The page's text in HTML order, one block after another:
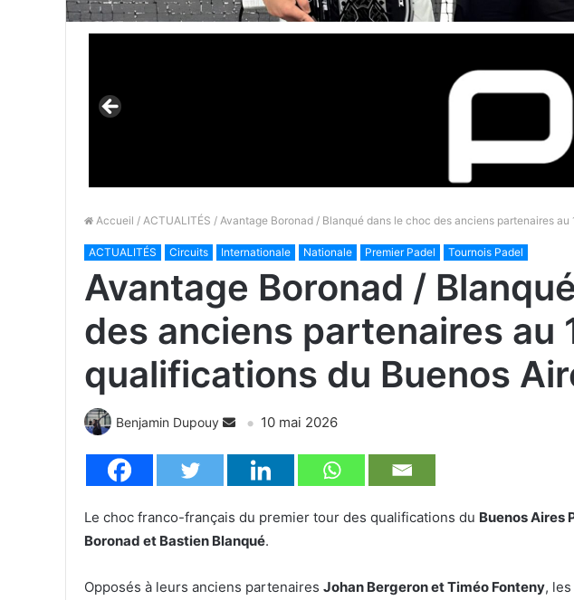
Accueil / ACTUALITÉS / Avantage Boronad / Blanqué dans le choc des anciens partenaires
ACTUALITÉS Circuits Internationale Nationale Premier Padel Tournois Padel
Avantage Boronad /
des anciens partenaires au
qualifications du Buenos
Benjamin Dupouy 10 mai 2026
Le choc franco-français du premier tour des qualifications du Buenos Aires
Boronad et Bastien Blanqué.
Opposés à leurs anciens partenaires Johan Bergeron et Timéo Fonteny,